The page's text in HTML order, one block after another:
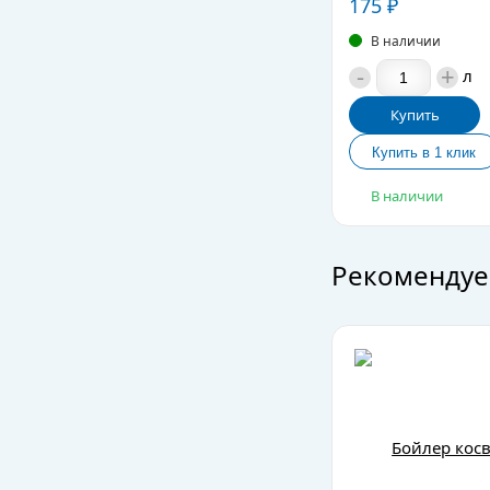
В наличии
- + л
Купить
В наличии